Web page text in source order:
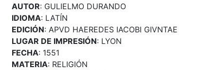
AUTOR: GULIELMO DURANDO
IDIOMA: LATÍN
EDICIÓN: APVD HAEREDES IACOBI GIVNTAE
LUGAR DE IMPRESIÓN: LYON
FECHA: 1551
MATERIA: RELIGIÓN